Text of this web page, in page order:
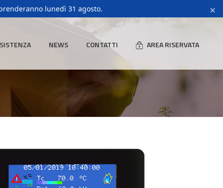
NEWS CONTATTI AREA RISERVATA
lunedì 31 agosto. ×